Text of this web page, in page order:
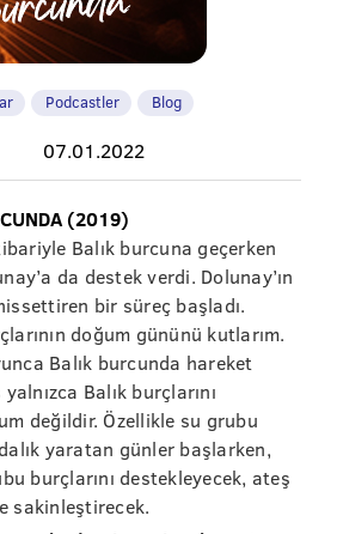
Podcastler Blog
07.01.2022
(2019)
Balık burcuna geçerken
da destek verdi. Dolunay’ın
bir süreç başladı.
doğum gününü kutlarım.
Balık burcunda hareket
Balık burçlarını
değildir. Özellikle su grubu
yaratan günler başlarken,
burçlarını destekleyecek, ateş
sakinleştirecek.